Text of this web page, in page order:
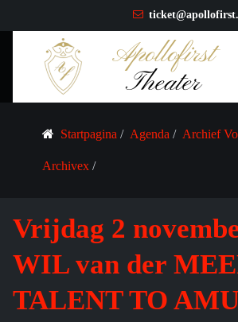
Startpagina Agenda Archief
Archivex
Vrijdag 2
WIL van der
TALENT TO